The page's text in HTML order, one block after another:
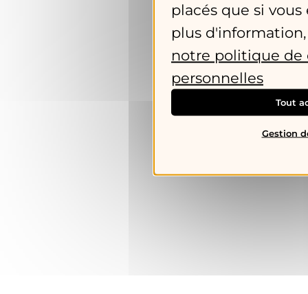
placés que si
plus
notre politique de
personnelles
Tout
Gestion